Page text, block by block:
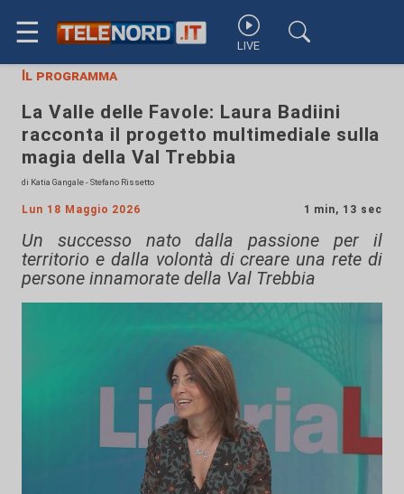
☰ LIVE
Il programma
La Valle delle Favole: Laura Badiini
racconta il progetto multimediale sulla
magia della Val Trebbia
di Katia Gangale - Stefano Rissetto
Lun 18 Maggio 2026 1 min, 13 sec
Un successo nato dalla passione per il
territorio e dalla volontà di creare una rete di
persone innamorate della Val Trebbia